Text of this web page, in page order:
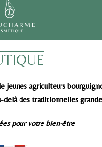
jeunes agriculteurs
delà des traditionnelles
pour votre bien-être